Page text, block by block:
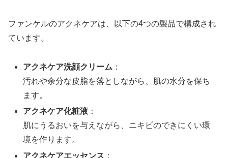
ファンケルのアクネケアは、以下の4つの製品で構成され
ています。
アクネケア洗顔クリーム ：
汚れや余分な皮脂を落としながら、肌の水分を保ち
ます。
アクネケア化粧液 ：
肌にうるおいを与えながら、ニキビのできにくい環
境を作ります。
アクネケアエッセンス ：